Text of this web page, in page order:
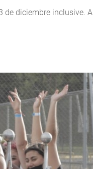
de diciembre inclusive. A